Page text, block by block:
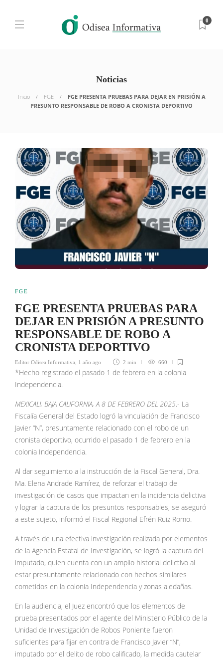
0
Noticias
Inicio FGE
FGE PRESENTA PRUEBAS PARA DEJAR EN PRISIÓN A
PRESUNTO RESPONSABLE DE ROBO A CRONISTA DEPORTIVO
FGE
FGE PRESENTA PRUEBAS PARA
DEJAR EN PRISIÓN A PRESUNTO
RESPONSABLE DE ROBO A
CRONISTA DEPORTIVO
Editor Odisea Informativa, 1 año ago 2 min 660
*Hecho registrado el pasado 1 de febrero en la colonia
Independencia.
MEXICALI, BAJA CALIFORNIA, A 8 DE FEBRERO DEL 2025.- La
Fiscalía General del Estado logró la vinculación de Francisco
Javier “N”, presuntamente relacionado con el robo de un
cronista deportivo, ocurrido el pasado 1 de febrero en la
colonia Independencia.
Al dar seguimiento a la instrucción de la Fiscal General, Dra.
Ma. Elena Andrade Ramírez, de reforzar el trabajo de
investigación de casos que impactan en la incidencia delictiva
y lograr la captura de los presuntos responsables, se aseguró
a este sujeto, informó el Fiscal Regional Efrén Ruiz Romo.
A través de una efectiva investigación realizada por elementos
de la Agencia Estatal de Investigación, se logró la captura del
imputado, quien cuenta con un amplio historial delictivo al
estar presuntamente relacionado con hechos similares
cometidos en la colonia Independencia y zonas aledañas.
En la audiencia, el Juez encontró que los elementos de
prueba presentados por el agente del Ministerio Público de la
Unidad de Investigación de Robos Poniente fueron
suficientes para fijar en contra de Francisco Javier “N”,
imputado por el delito de robo calificado, la medida cautelar